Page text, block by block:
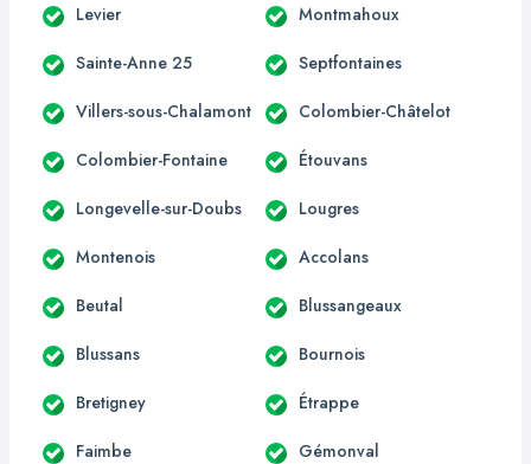
Levier Montmahoux
Sainte-Anne 25 Septfontaines
Villers-sous-Chalamont Colombier-Châtelot
Colombier-Fontaine Étouvans
Longevelle-sur-Doubs Lougres
Montenois Accolans
Beutal Blussangeaux
Blussans Bournois
Bretigney Étrappe
Faimbe Gémonval